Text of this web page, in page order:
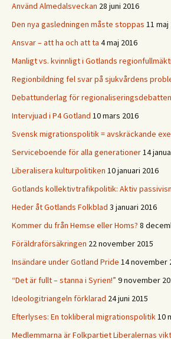
Använd Almedalsveckan 28 juni 2016
Den nya gasledningen måste stoppas 11 maj
Ansvar – att ha och att ta 4 maj 2016
Manligt vs. kvinnligt i Gotlands
Regionbildning fel svar på sjukvårdens
Debattunderlag för regionaliseringsdebatten
Intervjuad i P4 Gotland 10 mars 2016
Svensk migrationspolitik = avskräckande
Serviceboende för alla generationer14
Liberalisera kulturpolitiken 10 januari 2016
Gotlands kollektivtrafikpolitik: Aktiv
Heder åt Gotlands Folkblad 3 januari 2016
Kommer du från Hemse eller Homs? 8
Föräldraförsäkringen 22 november 2015
Insändare under Gotland Pride 14 november
“Det är fullt – stanna i Syrien!” 9 november
Ideologitriangeln förklarad 24 juni 2015
Efterlyses: En tokliberal migrationspolitik10
Medlemmarna är Folkpartiet Liberalernas